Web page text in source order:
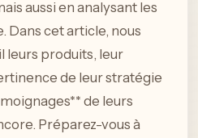
aussi en analysant les
Dans cet article, nous
leurs produits, leur
de leur stratégie
de leurs
Préparez-vous à